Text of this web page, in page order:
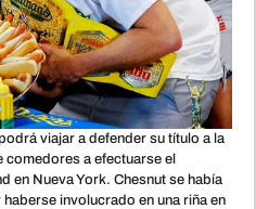
viajar a defender su título a la
comedores a efectuarse el
en Nueva York. Chesnut se había
involucrado en una riña en